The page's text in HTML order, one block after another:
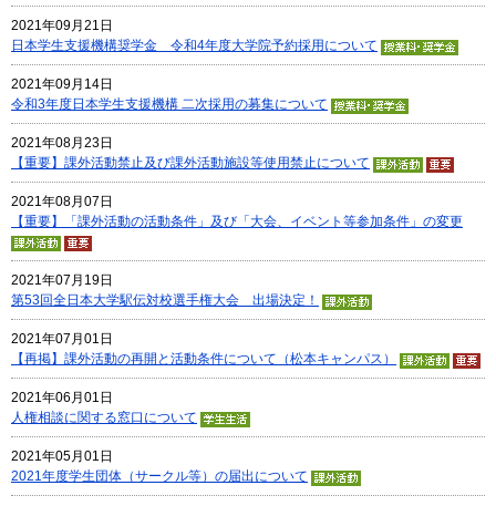
2021年09月21日
日本学生支援機構奨学金 令和4年度大学院予約採用について
2021年09月14日
令和3年度日本学生支援機構 二次採用の募集について
2021年08月23日
【重要】課外活動禁止及び課外活動施設等使用禁止について
2021年08月07日
【重要】「課外活動の活動条件」及び「大会、イベント等参加条件」の変更
2021年07月19日
第53回全日本大学駅伝対校選手権大会 出場決定！
2021年07月01日
【再掲】課外活動の再開と活動条件について（松本キャンパス）
2021年06月01日
人権相談に関する窓口について
2021年05月01日
2021年度学生団体（サークル等）の届出について